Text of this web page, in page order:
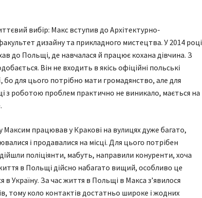
вибір: Макс вступив до Архітектурно-
дизайну та прикладного мистецтва. У 2014 році
до Польщі, де навчалася й працює кохана дівчина. З
Він не входить в якісь офіційні польські
бо для цього потрібно мати громадянство, але для
з роботою проблем практично не виникало, мається на
Максим працював у Кракові на вулицях дуже багато,
і продавалися на місці. Для цього потрібен
поліціянти, мабуть, направили конуренти, хоча
в Польщі дійсно набагато вищий, особливо це
в Україну. За час життя в Польщі в Макса з’явилося
тому коло контактів достатньо широке і жодних